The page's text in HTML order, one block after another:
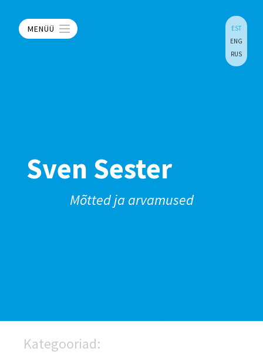
MENÜÜ
EST
ENG
RUS
Sven Sester
Mõtted ja arvamused
Kategooriad: